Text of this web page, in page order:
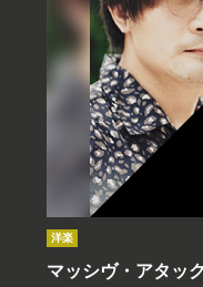
洋楽
マッシヴ・アタッ